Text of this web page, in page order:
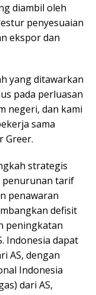
diambil oleh
penyesuaian
ekspor dan
yang ditawarkan
pada perluasan
negeri, dan kami
sama
Greer.
strategis
penurunan tarif
penawaran
defisit
peningkatan
Indonesia dapat
AS, dengan
Indonesia
dari AS,